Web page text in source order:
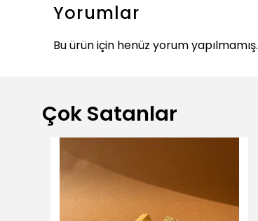
Yorumlar
Bu ürün için henüz yorum yapılmamış.
Çok Satanlar